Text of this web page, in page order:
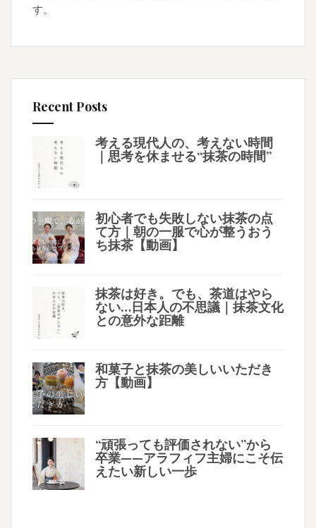
す。
Recent Posts
考える現代人の、考えない時間
｜思考を休ませる“抹茶の時間”
初心者でも失敗しない抹茶の点
て方｜朝の一服で心が整うおう
ち抹茶【動画】
抹茶は好き。でも、茶道はやら
ない…日本人の不思議｜抹茶文化
との意外な距離
和菓子と抹茶の美しいいただき
方【動画】
“頑張っても評価されない”から
卒業——アラフィフ主婦にこそ伝
えたい新しい一歩